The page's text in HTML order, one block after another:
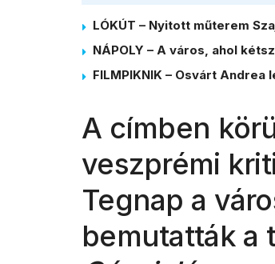
LÓKÚT – Nyitott műterem
NÁPOLY – A város, ahol
FILMPIKNIK – Osvárt Andrea
A címben
veszprémi
Tegnap a
bemutatták a